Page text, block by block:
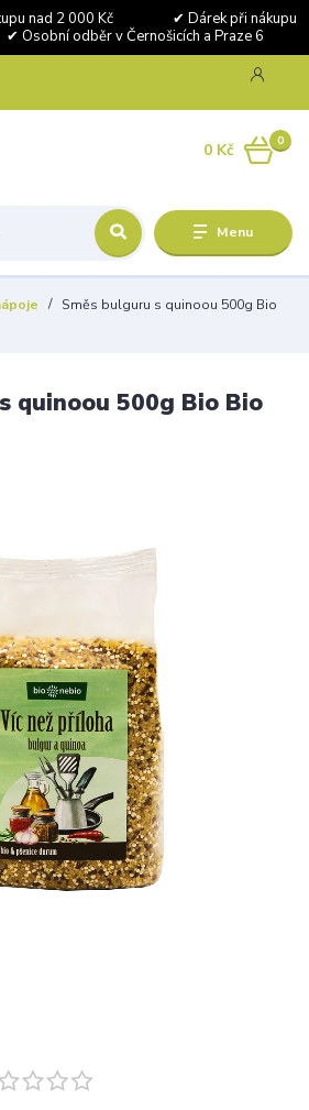
nad 2 000 Kč ✔ Dárek při nákupu
odběr v Černošicích a Praze 6
Menu
0
0 Kč
Směs bulguru s quinoou 500g Bio
quinoou 500g Bio Bio